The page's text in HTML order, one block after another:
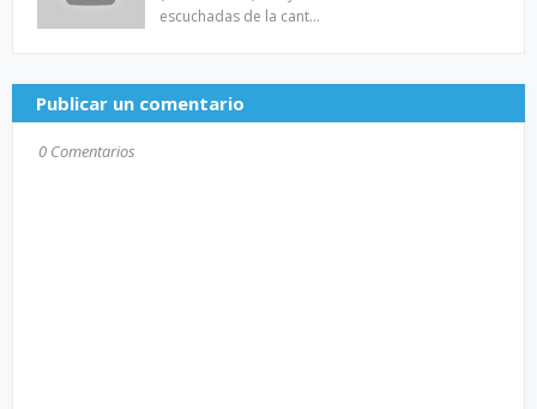
escuchadas de la cant…
Publicar un comentario
0 Comentarios